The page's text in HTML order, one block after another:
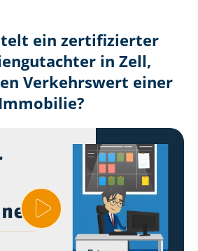
ein zertifizierter
in Zell,
Verkehrswert einer
Immobilie?